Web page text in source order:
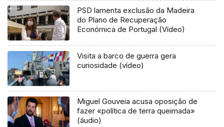
PSD lamenta exclusão da Madeira
do Plano de Recuperação
Económica de Portugal (Vídeo)
Visita a barco de guerra gera
curiosidade (vídeo)
Miguel Gouveia acusa oposição de
fazer «política de terra queimada»
(áudio)